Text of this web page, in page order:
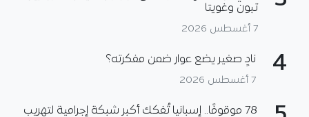
تبون وغويتا
7 أغسطس 2026
4 نادٍ صغير يضع عوار ضمن مفكرته؟
7 أغسطس 2026
78 موقوفًا.. إسبانيا تُفكك أكبر شبكة إجرامية لتهريب